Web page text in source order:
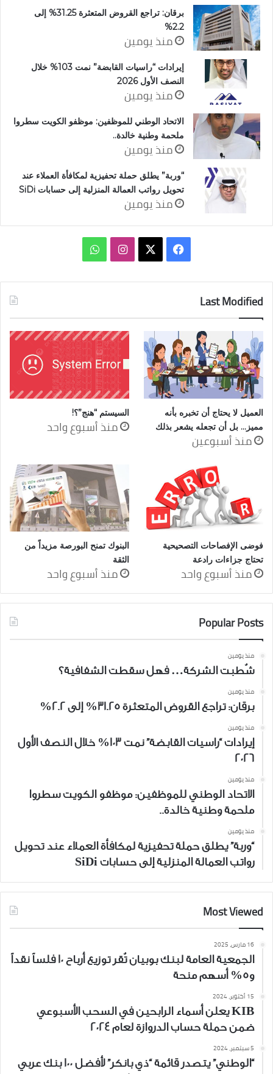
برقان: تراجع القروض المتعثرة 31.25% إلى
2.2%
منذ يومين
إيرادات “راسيات القابضة” نمت 103% خلال
النصف الأول 2026
منذ يومين
الاتحاد الوطني للموظفين: موظفو الكويت سطروا
ملحمة وطنية خالدة..
منذ يومين
“وربة” يطلق حملة تحفيزية لمكافأة العملاء عند
تحويل رواتب العمالة المنزلية إلى حسابات SiDi
منذ يومين
فيسبوك انستقرامواتساب
Last Modified
العميل لا يحتاج أن تخبره بأنه
مميز… بل أن تجعله يشعر بذلك
منذ أسبوعين
السيستم “هنج”؟!
منذ أسبوع واحد
فوضى الإفصاحات التصحيحية
تحتاج جزاءات رادعة
منذ أسبوع واحد
البنوك تمنح البورصة مزيداً من
الثقة
منذ أسبوع واحد
Popular Posts
منذ يومين
شُطبت الشركة… فهل سقطت الشفافية؟
منذ يومين
برقان: تراجع القروض المتعثرة 31.25% إلى 2.2%
منذ يومين
إيرادات “راسيات القابضة” نمت 103% خلال النصف الأول
2026
منذ يومين
الاتحاد الوطني للموظفين: موظفو الكويت سطروا
ملحمة وطنية خالدة..
منذ يومين
“وربة” يطلق حملة تحفيزية لمكافأة العملاء عند تحويل
رواتب العمالة المنزلية إلى حسابات SiDi
Most Viewed
16 مارس، 2025
الجمعية العامة لبنك بوبيان تُقر توزيع أرباح 10 فلساً نقداً
و5% أسهم منحة
15 أكتوبر، 2024
KIB يعلن أسماء الرابحين في السحب الأسبوعي
ضمن حملة حساب الدروازة لعام 2024
5 سبتمبر، 2024
“الوطني” يتصدر قائمة “ذي بانكر” لأفضل 100 بنك عربي